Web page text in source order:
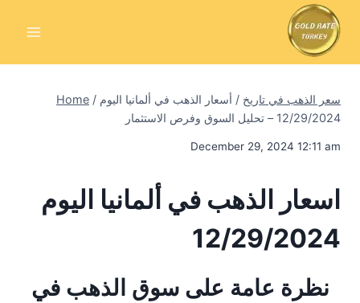
Home / سعر الذهب في تاريخ / أسعار الذهب في ألمانيا اليوم
12/29/2024 – تحليل السوق وفرص الاستثمار
December 29, 2024 12:11 am
اسعار الذهب في ألمانيا اليوم
12/29/2024
نظرة عامة على سوق الذهب في